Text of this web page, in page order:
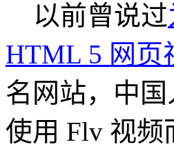
以前曾说过
HTML 5 网页
名网站，中
使用 Flv 视频